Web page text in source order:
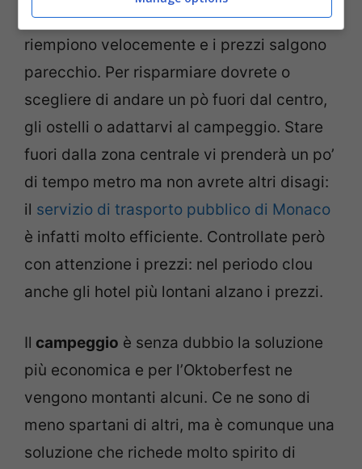
afflusso di turisti glihotel di Monacosi
riempiono velocemente e i prezzi salgono
parecchio. Per risparmiare dovrete o
scegliere di andare un pò fuori dal centro,
gli ostelli o adattarvi al campeggio. Stare
fuori dalla zona centrale vi prenderà un po’
di tempo metro ma non avrete altri disagi:
il servizio di trasporto pubblico di Monaco
è infatti molto efficiente. Controllate però
con attenzione i prezzi: nel periodo clou
anche gli hotel più lontani alzano i prezzi.
Il campeggio è senza dubbio la soluzione
più economica e per l’Oktoberfest ne
vengono montanti alcuni. Ce ne sono di
meno spartani di altri, ma è comunque una
soluzione che richede molto spirito di